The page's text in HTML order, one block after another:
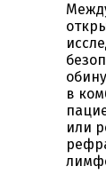
в
или